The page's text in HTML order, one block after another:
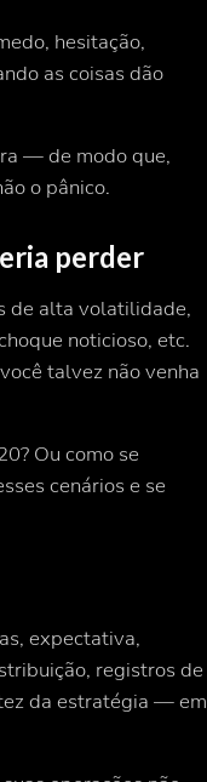
hesitação,
as coisas dão
— de modo que,
o pânico.
perder
de alta volatilidade,
noticioso, etc.
talvez não venha
Ou como se
cenários e se
expectativa,
registros de
da estratégia — em